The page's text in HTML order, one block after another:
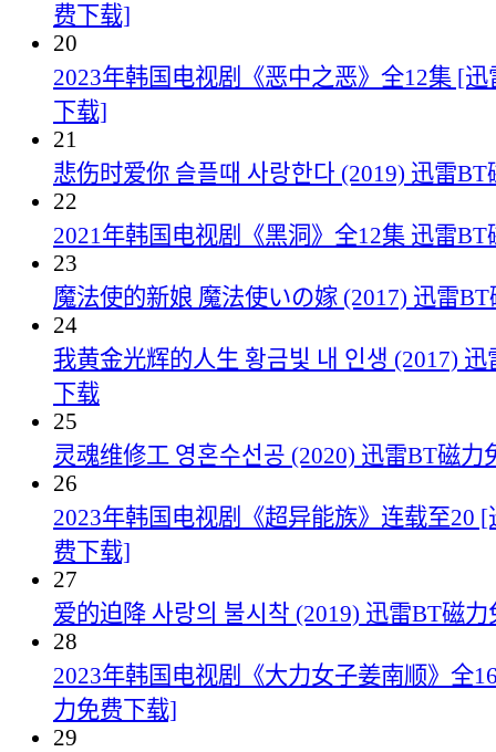
费下载]
20
2023年韩国电视剧《恶中之恶》全12集 [
下载]
21
悲伤时爱你 슬플때 사랑한다 (2019) 迅雷
22
2021年韩国电视剧《黑洞》全12集 迅雷
23
魔法使的新娘 魔法使いの嫁 (2017) 迅雷
24
我黄金光辉的人生 황금빛 내 인생 (2017)
下载
25
灵魂维修工 영혼수선공 (2020) 迅雷BT磁力
26
2023年韩国电视剧《超异能族》连载至20
费下载]
27
爱的迫降 사랑의 불시착 (2019) 迅雷BT磁
28
2023年韩国电视剧《大力女子姜南顺》全
力免费下载]
29